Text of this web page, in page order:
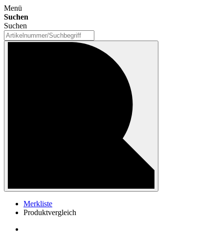
Menü
Suchen
Suchen
Merkliste
Produktvergleich